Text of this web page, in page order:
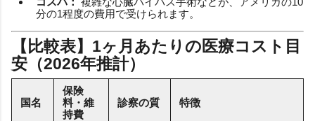
分の1程度の費用で受けられます。
【比較表】1ヶ月あたりの医療コスト目
安（2026年推計）
国名
保険
料・維
持費
診察の質 特徴